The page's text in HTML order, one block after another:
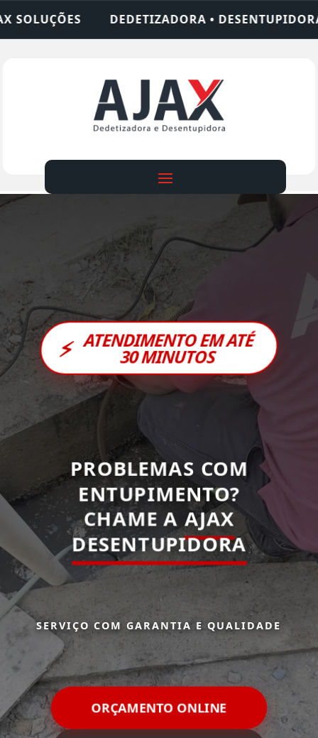
• DESENTUPIDORA • LIMPEZA DE FOSSA
⚡ ATENDIMENTO EM ATÉ
30 MINUTOS
PROBLEMAS COM
ENTUPIMENTO?
CHAME A AJAX
DESENTUPIDORA
SERVIÇO COM GARANTIA E QUALIDADE
ORÇAMENTO ONLINE